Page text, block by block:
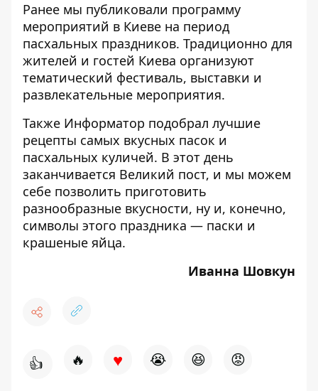
Ранее мы публиковали программу
мероприятий в Киеве на период
пасхальных праздников. Традиционно для
жителей и гостей Киева организуют
тематический фестиваль, выставки и
развлекательные мероприятия.
Также Информатор подобрал лучшие
рецепты самых вкусных пасок и
пасхальных куличей. В этот день
заканчивается Великий пост, и мы можем
себе позволить приготовить
разнообразные вкусности, ну и, конечно,
символы этого праздника — паски и
крашеные яйца.
Иванна Шовкун
👍 🔥 ♥ 😭 😆 😡